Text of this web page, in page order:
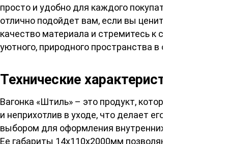
просто и удобно для каждого покупателя. Вагонка
отлично подойдет вам, если вы цените высокое
качество материала и стремитесь к созданию
уютного, природного пространства в своем доме.
Технические характеристики
Вагонка «Штиль» – это продукт, который долговечен
и неприхотлив в уходе, что делает его отличным
выбором для оформления внутренних пространств.
Ее габариты 14х110х2000мм позволяют проводить